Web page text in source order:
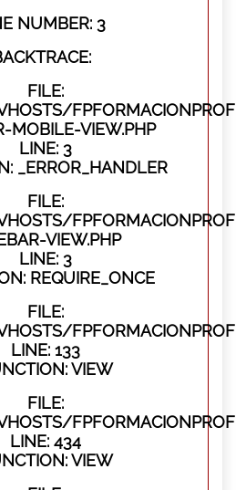
NUMBER: 3
FILE:
MOBILE-VIEW.PHP
LINE: 3
_ERROR_HANDLER
FILE:
VIEW.PHP
LINE: 3
REQUIRE_ONCE
FILE:
LINE: 133
VIEW
FILE:
LINE: 434
VIEW